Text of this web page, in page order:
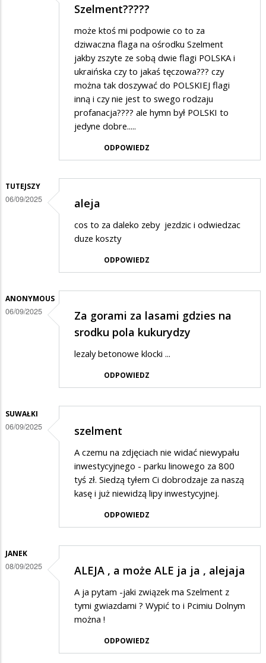
Szelment?????
może ktoś mi podpowie co to za
dziwaczna flaga na ośrodku Szelment
jakby zszyte ze sobą dwie flagi POLSKA i
ukraińska czy to jakaś tęczowa??? czy
można tak doszywać do POLSKIEJ flagi
inną i czy nie jest to swego rodzaju
profanacja???? ale hymn był POLSKI to
jedyne dobre.....
ODPOWIEDZ
TUTEJSZY
06/09/2025 aleja
cos to za daleko zeby jezdzic i odwiedzac
duze koszty
ODPOWIEDZ
ANONYMOUS
06/09/2025
Za gorami za lasami gdzies na
srodku pola kukurydzy
lezaly betonowe klocki ...
ODPOWIEDZ
SUWAŁKI
06/09/2025 szelment
A czemu na zdjęciach nie widać niewypału
inwestycyjnego - parku linowego za 800
tyś zł. Siedzą tyłem Ci dobrodzaje za naszą
kasę i już niewidzą lipy inwestycyjnej.
ODPOWIEDZ
JANEK
08/09/2025 ALEJA , a może ALE ja ja , alejaja
A ja pytam -jaki związek ma Szelment z
tymi gwiazdami ? Wypić to i Pcimiu Dolnym
można !
ODPOWIEDZ